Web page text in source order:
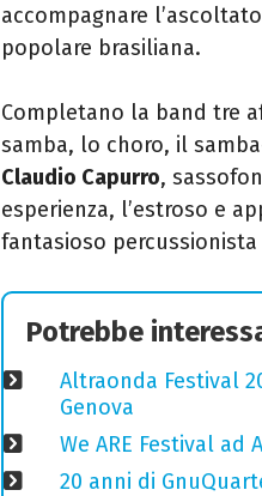
accompagnare
popolare brasiliana.
Completano la band tre
samba, lo choro, il
Claudio Capurro,
esperienza, l’estroso e
fantasioso percussionista
Potrebbe
Altraonda Festival
Genova
We ARE Festival
20 anni di